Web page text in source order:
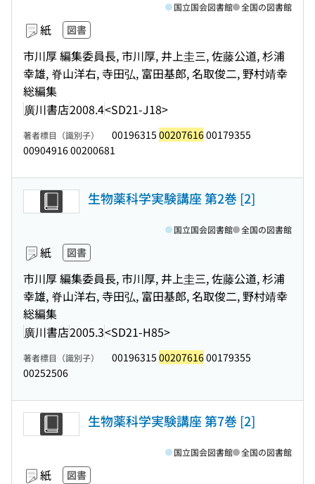
紙 図書
市川厚 編集委員長, 市川厚, 井上圭三, 佐藤公道, 杉浦
幸雄, 脊山洋右, 寺田弘, 富田基郎, 名取俊二, 野村靖幸
総編集
廣川書店2008.4<SD21-J18>
国立国会図書館 全国の図書館
著者標目（識別子） 00196315 0020761600179355
00904916 00200681
生物薬科学実験講座 第2巻 [2]
紙 図書
市川厚 編集委員長, 市川厚, 井上圭三, 佐藤公道, 杉浦
幸雄, 脊山洋右, 寺田弘, 富田基郎, 名取俊二, 野村靖幸
総編集
廣川書店2005.3<SD21-H85>
国立国会図書館 全国の図書館
著者標目（識別子） 00196315 0020761600179355
00252506
生物薬科学実験講座 第7巻 [2]
紙 図書
国立国会図書館 全国の図書館